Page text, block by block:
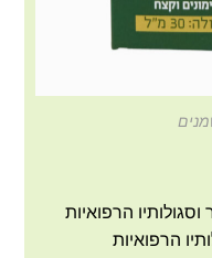
הרפואיות
הרפואיות